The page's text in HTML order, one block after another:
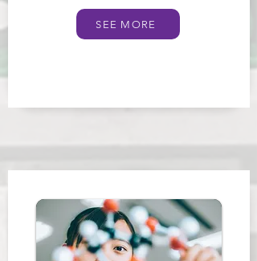
SEE MORE